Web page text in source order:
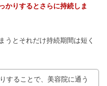
かりするとさらに持続しま
うとそれだけ持続期間は短く
することで、美容院に通う